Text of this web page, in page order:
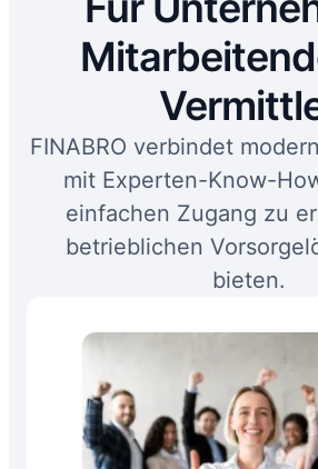
FINABRO verbindet
mit Experten-Know-
einfachen Zugang zu
betrieblichen
bieten.